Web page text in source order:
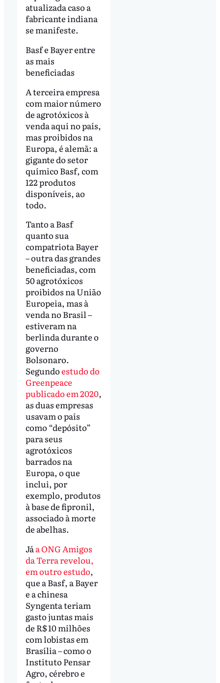
atualizada caso a
fabricante indiana
se manifeste.
Basf e Bayer entre
as mais
beneficiadas
A terceira empresa
com maior número
de agrotóxicos à
venda aqui no país,
mas proibidos na
Europa, é alemã: a
gigante do setor
químico Basf, com
122 produtos
disponíveis, ao
todo.
Tanto a Basf
quanto sua
compatriota Bayer
– outra das grandes
beneficiadas, com
50 agrotóxicos
proibidos na União
Europeia, mas à
venda no Brasil –
estiveram na
berlinda durante o
governo
Bolsonaro.
Segundoestudo do
Greenpeace
publicado em 2020,
as duas empresas
usavam o país
como “depósito”
para seus
agrotóxicos
barrados na
Europa, o que
inclui, por
exemplo, produtos
à base de fipronil,
associado à morte
de abelhas.
Jáa ONG Amigos
da Terra revelou,
em outro estudo,
que a Basf, a Bayer
e a chinesa
Syngenta teriam
gasto juntas mais
de R$ 10 milhões
com lobistas em
Brasília – como o
Instituto Pensar
Agro, cérebro e